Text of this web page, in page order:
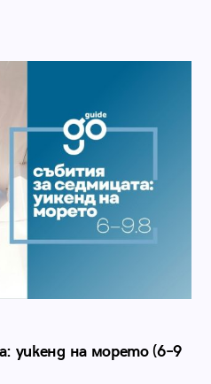
уикенд на морето (6–9